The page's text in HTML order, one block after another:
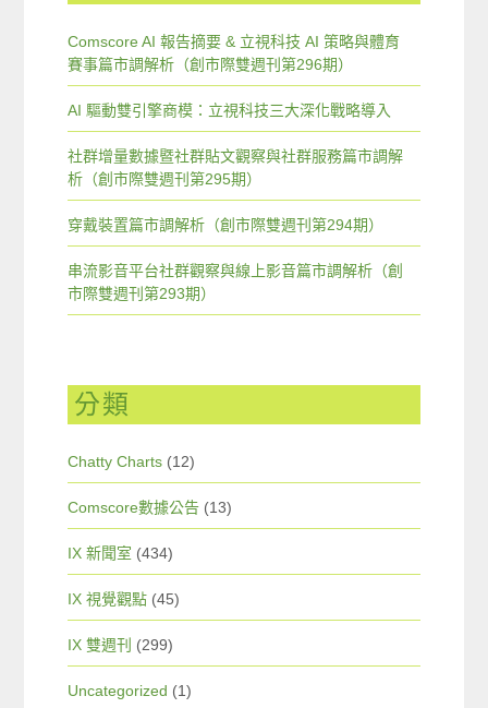
Comscore AI 報告摘要 & 立視科技 AI 策略與體育
賽事篇市調解析（創市際雙週刊第296期）
AI 驅動雙引擎商模：立視科技三大深化戰略導入
社群增量數據暨社群貼文觀察與社群服務篇市調解
析（創市際雙週刊第295期）
穿戴裝置篇市調解析（創市際雙週刊第294期）
串流影音平台社群觀察與線上影音篇市調解析（創
市際雙週刊第293期）
分類
Chatty Charts (12)
Comscore數據公告 (13)
IX 新聞室 (434)
IX 視覺觀點 (45)
IX 雙週刊 (299)
Uncategorized (1)